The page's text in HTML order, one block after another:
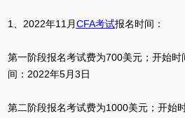
1、2022年11月CFA考试报名时间：
第一阶段报名考试费为700美元；开始
间：2022年5月3日
第二阶段报名考试费为1000美元；开始